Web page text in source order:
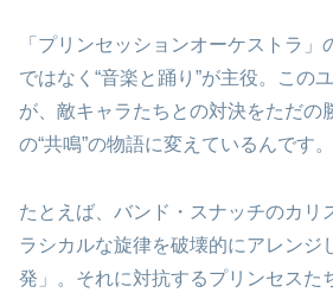
「プリンセッションオーケストラ
ではなく“音楽と踊り”が主役。この
が、敵キャラたちとの対決をただの
の“共鳴”の物語に変えているんです。
たとえば、バンド・スナッチのカリ
ラシカルな旋律を破壊的にアレンジ
発」。それに対抗するプリンセスた